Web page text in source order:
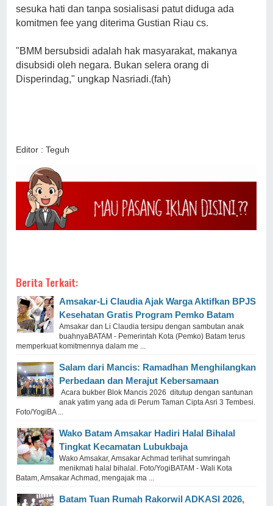
sesuka hati dan tanpa sosialisasi patut diduga ada
komitmen fee yang diterima Gustian Riau cs.
"BMM bersubsidi adalah hak masyarakat, makanya
disubsidi oleh negara. Bukan selera orang di
Disperindag," ungkap Nasriadi.(fah)
Editor : Teguh
Berita Terkait:
Amsakar-Li Claudia Ajak Warga Aktifkan BPJS
Kesehatan Gratis Program Pemko Batam
Amsakar dan Li Claudia tersipu dengan sambutan anak
buahnyaBATAM - Pemerintah Kota (Pemko) Batam terus
memperkuat komitmennya dalam me ...
Salam dari Mancis: Ramadhan Menghilangkan
Perbedaan dan Merajut Kebersamaan
Acara bukber Blok Mancis 2026 ditutup dengan santunan
anak yatim yang ada di Perum Taman Cipta Asri 3 Tembesi.
Foto/YogiBA ...
Wako Batam Amsakar Hadiri Halal Bihalal
Tingkat Kecamatan Lubukbaja
Wako Amsakar, Amsakar Achmad terlihat sumringah
menikmati halal bihalal. Foto/YogiBATAM - Wali Kota
Batam, Amsakar Achmad, mengajak ma ...
Batam Tuan Rumah Rakorwil ADKASI 2026,